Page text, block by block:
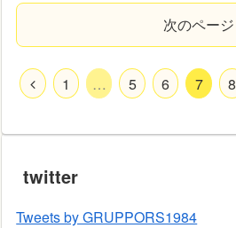
次のページ
1 … 5 6 7 8
twitter
Tweets by GRUPPORS1984